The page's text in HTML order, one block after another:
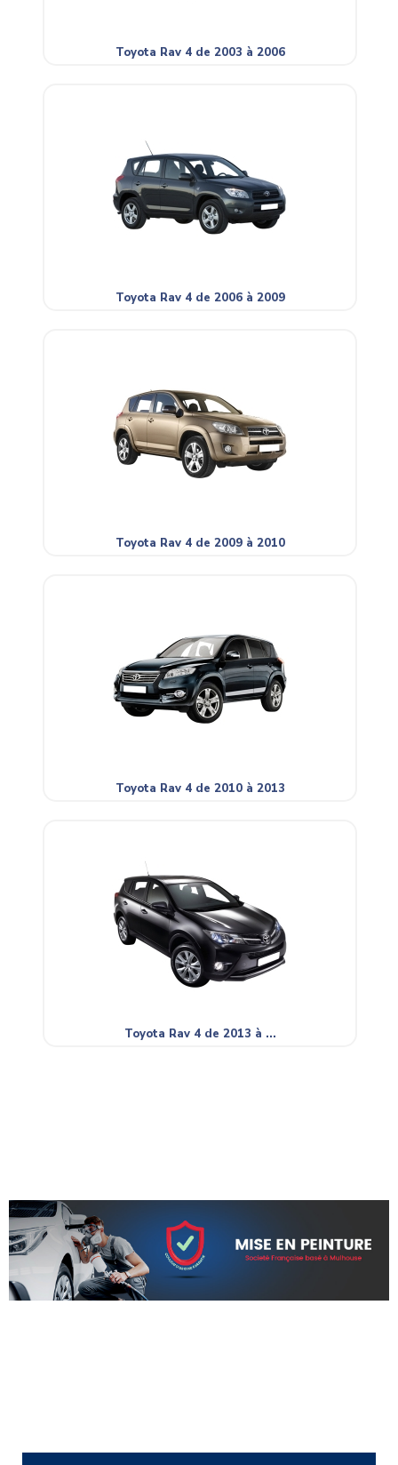
Toyota Rav 4 de 2003 à 2006
Toyota Rav 4 de 2006 à 2009
Toyota Rav 4 de 2009 à 2010
Toyota Rav 4 de 2010 à 2013
Toyota Rav 4 de 2013 à ...